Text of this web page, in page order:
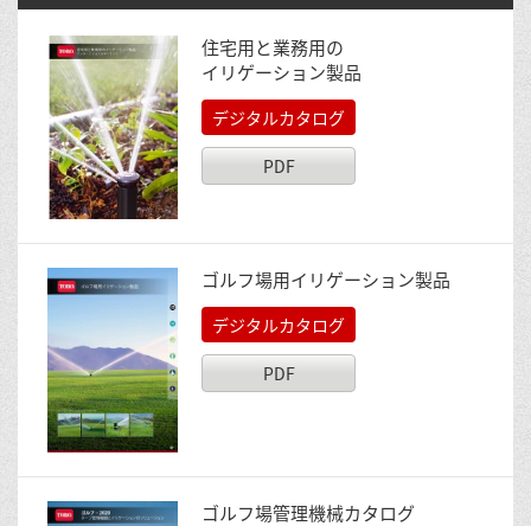
住宅用と業務用の
イリゲーション製品
デジタルカタログ
PDF
ゴルフ場用イリゲーション製品
デジタルカタログ
PDF
ゴルフ場管理機械カタログ